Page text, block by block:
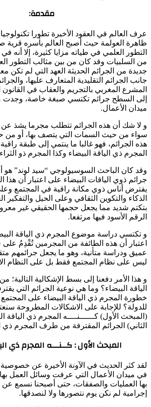
مقدمة:
عرف العالم في العقود الأخيرة تطورا تكنولوجيا
ظاهرة العولمة حيث أصبح العالم بأسره قرية
التطور العلمي في طياته مزايا كثيرة، إلا أنه
من السلبيات وقد كان من بين مثالب التطور
جديدة من الجرائم الحديثة العهد التي لم تكن
جانب الجرائم التقليدية المتعارف عليها،
المشرع المغربي بالتجريم والعقاب في القانون
إلى السطح جرائم تكتسي صبغة خاصة، وجدت
ميدان الأعمال.
و لا شك أن هذه الجرائم تتطلب مجرما يشذ عن
سواء من حيث السمات التي يتصف بها، أو من
هذه الجرائم، فهو غالبا ما ينتمي إلى طبقة
المجرم ذي الياقة البيضاء وكذا المجرم ذو
وقد كان الباحث السوسيولوجي “سيد لوند” هو
جرائم ذوي الياقات البيضاء على اعتبار أن هذا
يفترض أناس ذوي مكانة راقية في المجتمع
الذكاء والتكوين الثقافي وعلى الحيل
بتكتم شديد مما يجعل حجمها الحقيقي غير
الرقم الأسود فيها مرتفعا.
و تكتسي دراسة موضوع المجرم ذي الياقة
اعتبار أن هذه الطائفة من المجرمين تُقْدِمُ
عميق ودراسة متأنية، وهو ما يجعل جرائمهم
ليس على نظام المجتمع فقط بل على النظام
و هذا الأمر دفعنا إلى بسط الإشكالية التالية؛
الياقة البيضاء؟ وما هي نوعية الجرائم التي
خطورة المجرم ذي الياقة البيضاء على المجتمع
للدولة؟ للإجابة على الاشكالات المطروحة
(المبحث الأول) كــــــنــــه المجرم ذي الياقة
الثاني) الجرائم المقترفة من طرف المجرم ذي
المبحث الأول : كــنـــه المجرم ذي
لقد كثر الحديث في الآونة الأخيرة عن خصوصية
في ميدان الأعمال التي عرفت وسائل العمل بها
بها العمليات والصفقات، حتى أصبحنا نسمع عن
إجرامية لم نكن يوم نتصورها ولا لنصدقها.